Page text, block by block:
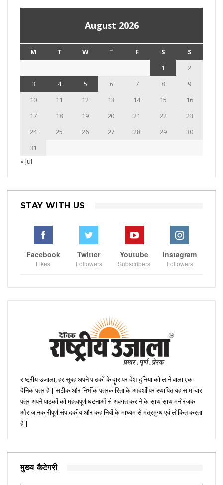
August 2026
M T W T F S
S
1
2
3
4 5 6 7 8
9
10
11 12 13 14 15
16
17
18 19 20 21 22
23
24
25 26 27 28 29
30
31
« Jul
STAY WITH US
Facebook
Likes
Twitter
Followers
Youtube
Subscribers
Instagram
Followers
राष्ट्रीय उजाला, हर सुबह अपने पाठकों के दॄार पर देश-दुनिया को लाने वाला एक
दैनिक पत्र है | सटीक और निभींक पत्रकारिता के आदर्शों पर स्थापित यह सामाचार
पत्र अपने पाठकों को महत्वपूर्ण घटनाओं से अवगत कराने के साथ साथ मनोरंजक
और जानकारीपूर्ण संपादकीय और कहानियों के माध्यम से मंत्रमुग्ध एवं लोकित करता
है |
मुख्य कैटेगरी